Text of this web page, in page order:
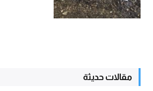
مقالات حديثة